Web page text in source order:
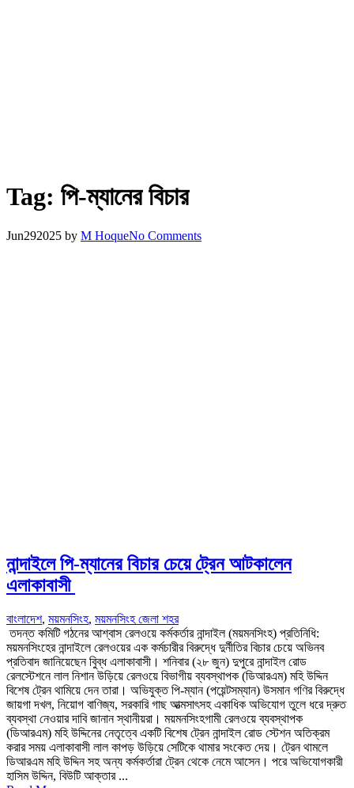
Tag: পি-ম্যানের বিচার
Jun292025 by M HoqueNo Comments
নান্দাইলে পি-ম্যানের বিচার চেয়ে ট্রেন আটকালেন
এলাকাবাসী
বাংলাদেশ, ময়মনসিংহ, ময়মনসিংহ জেলা শহর
তদন্ত কমিটি গঠনের আশ্বাস রেলওয়ে কর্মকর্তার নান্দাইল (ময়মনসিংহ) প্রতিনিধি:
ময়মনসিংহের নান্দাইলে রেলওয়ের এক কর্মচারীর বিরুদ্ধে দুর্নীতির বিচার চেয়ে অভিনব
প্রতিবাদ জানিয়েছেন বিুব্ধ এলাকাবাসী। শনিবার (২৮ জুন) দুপুরে নান্দাইল রোড
রেলস্টেশনে লাল নিশান উড়িয়ে রেলওয়ে বিভাগীয় ব্যবস্থাপক (ডিআরএম) মহি উদ্দিন
বিশেষ ট্রেন থামিয়ে দেন তারা। অভিযুক্ত পি-ম্যান (পয়েন্টসম্যান) উসমান গণির বিরুদ্ধে
জায়গা দখল, নিয়োগ বাণিজ্য, সরকারি গাছ আত্মসাৎসহ একাধিক অভিযোগ তুলে ধরে দ্রুত
ব্যবস্থা নেওয়ার দাবি জানান স্থানীয়রা। ময়মনসিংহগামী রেলওয়ে ব্যবস্থাপক
(ডিআরএম) মহি উদ্দিনের নেতৃত্বে একটি বিশেষ ট্রেন নান্দাইল রোড স্টেশন অতিক্রম
করার সময় এলাকাবাসী লাল কাপড় উড়িয়ে সেটিকে থামার সংকেত দেয়। ট্রেন থামলে
ডিআরএম মহি উদ্দিন সহ অন্য কর্মকর্তারা ট্রেন থেকে নেমে আসেন। পরে অভিযোগকারী
হাসিম উদ্দিন, বিউটি আক্তার ...